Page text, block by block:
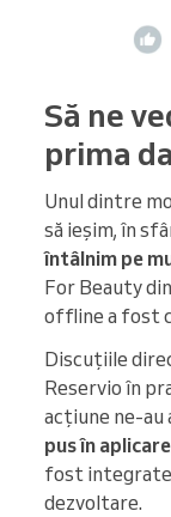
Să ne
prima
Unul dintre
să ieșim, în
întâlnim pe
For Beauty
offline a fost
Discuțiile
Reservio în
acțiune ne-au
pus în aplicare
fost integrate
dezvoltare.